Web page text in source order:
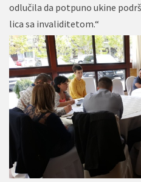
odlučila da potpuno ukine
lica sa invaliditetom.“